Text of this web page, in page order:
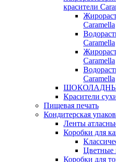
красители
Caramella
Caramella
Caramella
Caramella
Красители
Пищевая печать
Кондитерская
Ленты
Коробки для
Цветные
Коробки для